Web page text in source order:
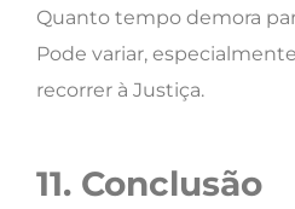
Quanto tempo demora
Pode variar,
recorrer à Justiça.
11. Conclusão